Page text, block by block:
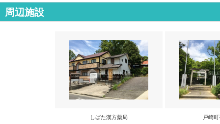
周辺施設
しばた漢方薬局 戸崎